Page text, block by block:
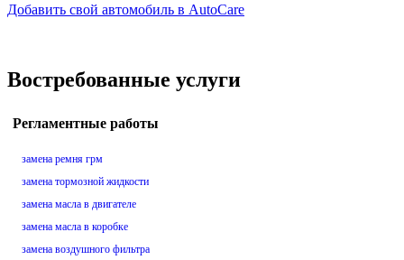
Добавить свой автомобиль в AutoCare
Востребованные услуги
Регламентные работы
замена ремня грм
замена тормозной жидкости
замена масла в двигателе
замена масла в коробке
замена воздушного фильтра